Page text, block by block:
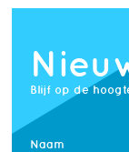
Blijf op de
Naam